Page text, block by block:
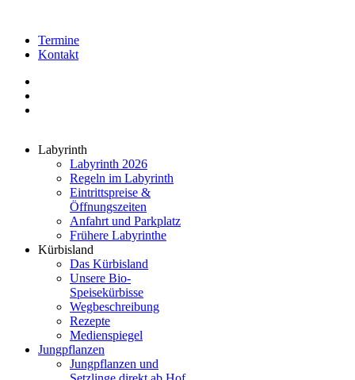
Termine
Kontakt
Labyrinth
Labyrinth 2026
Regeln im Labyrinth
Eintrittspreise &
Öffnungszeiten
Anfahrt und Parkplatz
Frühere Labyrinthe
Kürbisland
Das Kürbisland
Unsere Bio-
Speisekürbisse
Wegbeschreibung
Rezepte
Medienspiegel
Jungpflanzen
Jungpflanzen und